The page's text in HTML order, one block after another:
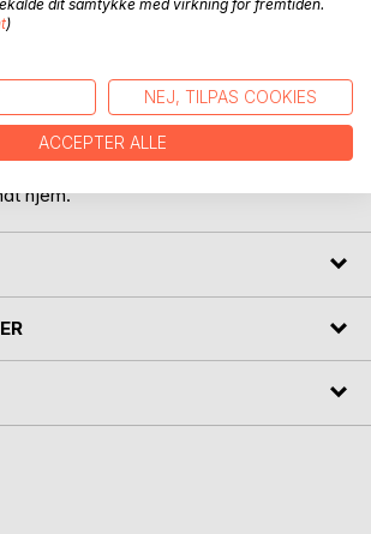
der langsomt skrev sig ind i min sjael.
med dem jeg moedte
satte sit spor. Denne bog er min
levet i Nord, og om det oejeblik hvor
hjem.
dit samtykke med virkning for fremtiden.
)
NEJ, TILPAS COOKIES
ACCEPTER ALLE